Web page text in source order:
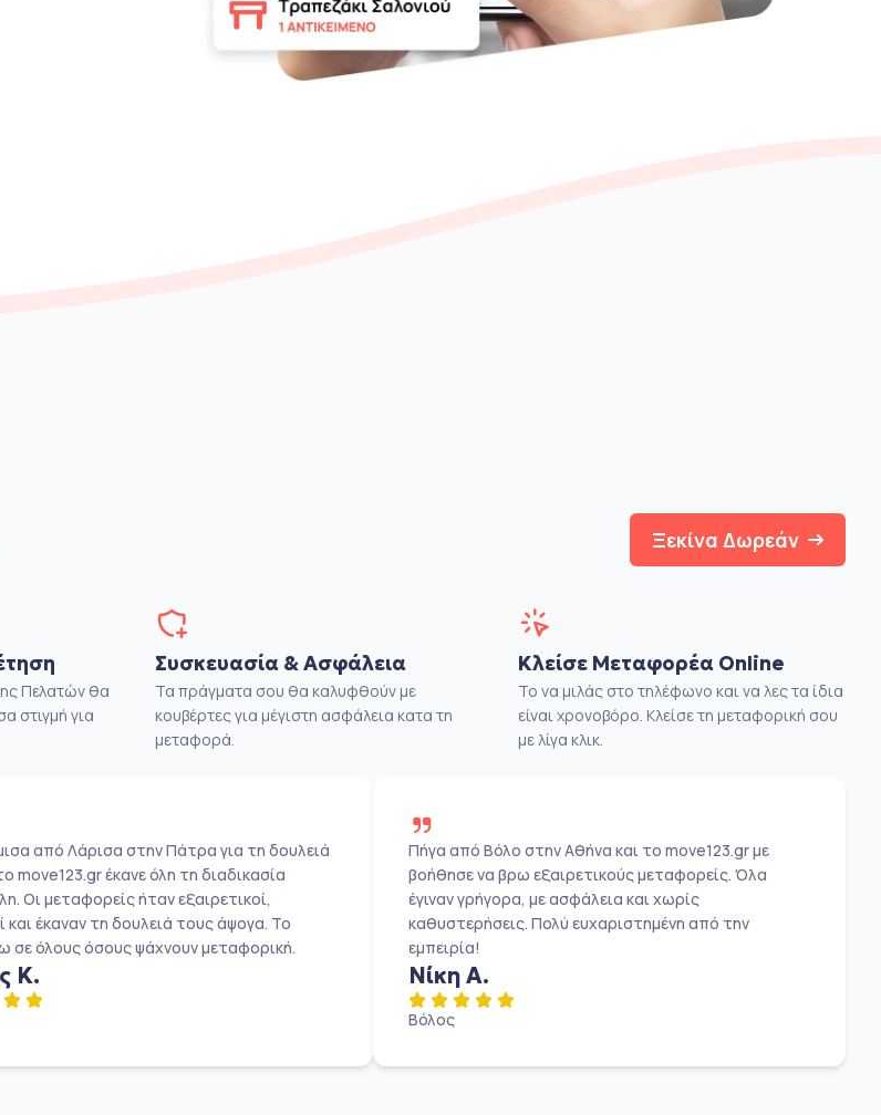
Ξεκίνα Δωρεάν
Πελατών θα
στιγμή για
Συσκευασία & Ασφάλεια
Τα πράγματα σου θα καλυφθούν με
κουβέρτες για μέγιστη ασφάλεια κατα τη
μεταφορά.
Κλείσε Μεταφορέα Online
Το να μιλάς στο τηλέφωνο και να λες τα ίδια
είναι χρονοβόρο. Κλείσε τη μεταφορική σου
με λίγα κλικ.
από Λάρισα στην Πάτρα για τη δουλειά
move123.gr έκανε όλη τη διαδικασία
Οι μεταφορείς ήταν εξαιρετικοί,
και έκαναν τη δουλειά τους άψογα. Το
σε όλους όσους ψάχνουν μεταφορική.
Κ.
Πήγα από Βόλο στην Αθήνα και το move123.gr με
βοήθησε να βρω εξαιρετικούς μεταφορείς. Όλα
έγιναν γρήγορα, με ασφάλεια και χωρίς
καθυστερήσεις. Πολύ ευχαριστημένη από την
εμπειρία!
Νίκη Α.
Βόλος